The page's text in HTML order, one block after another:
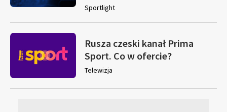
Sportlight
Rusza czeski kanał Prima
Sport. Co w ofercie?
Telewizja